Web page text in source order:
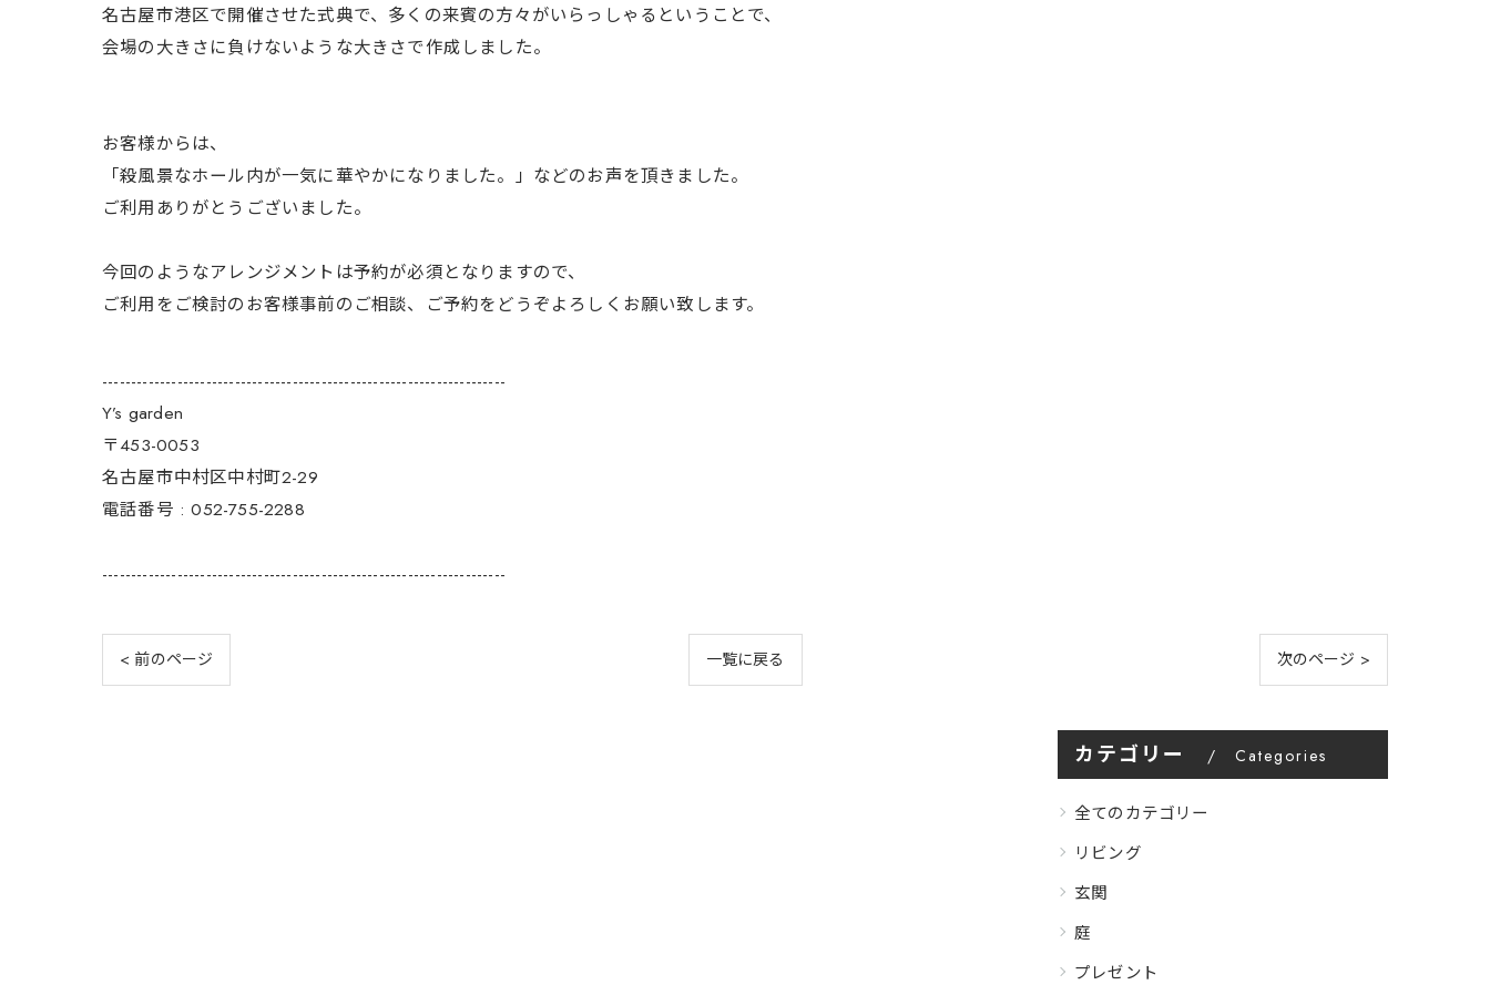
名古屋市港区で開催させた式典で、多くの来賓の方々がいらっしゃるということで、
会場の大きさに負けないような大きさで作成しました。
お客様からは、
「殺風景なホール内が一気に華やかになりました。」などのお声を頂きました。
ご利用ありがとうございました。
今回のようなアレンジメントは予約が必須となりますので、
ご利用をご検討のお客様事前のご相談、ご予約をどうぞよろしくお願い致します。
----------------------------------------------------------------------
Y’s garden
〒453-0053
名古屋市中村区中村町2-29
電話番号 : 052-755-2288
----------------------------------------------------------------------
< 前のページ 一覧に戻る 次のページ >
カテゴリー Categories
全てのカテゴリー
リビング
玄関
庭
プレゼント